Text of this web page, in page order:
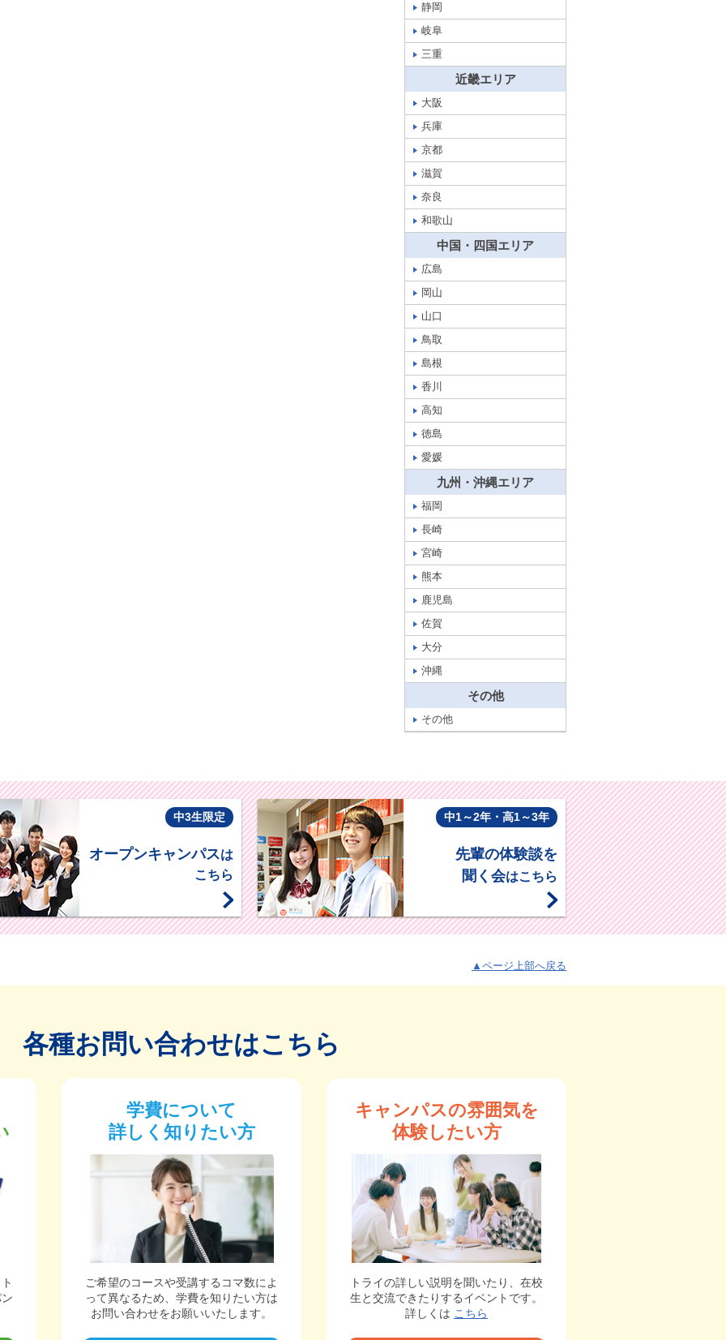
静岡
岐阜
三重
近畿エリア
大阪
兵庫
京都
滋賀
奈良
和歌山
中国・四国エリア
広島
岡山
山口
鳥取
島根
香川
高知
徳島
愛媛
九州・沖縄エリア
福岡
長崎
宮崎
熊本
鹿児島
佐賀
大分
沖縄
その他
その他
中3生限定
オープンキャンパスは
こちら
中1～2年・高1～3年
先輩の体験談を
聞く会はこちら
▲ページ上部へ戻る
各種お問い合わせはこちら
学費について
詳しく知りたい方
ご希望のコースや受講するコマ数によ
って異なるため、学費を知りたい方は
お問い合わせをお願いいたします。
キャンパスの雰囲気を
体験したい方
トライの詳しい説明を聞いたり、在校
生と交流できたりするイベントです。
詳しくは こちら